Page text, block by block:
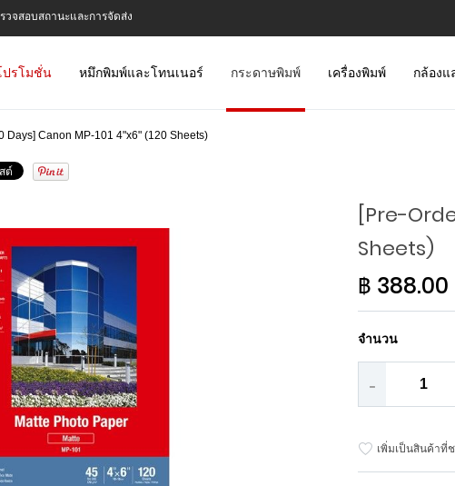
วจสอบสถานะและการจัดส่ง
ปรโมชั่น หมึกพิมพ์และโทนเนอร์ กระดาษพิมพ์ เครื่องพิมพ์ กล้องแ
Days] Canon MP-101 4"x6" (120 Sheets)
[Pre-
Sheets)
฿ 388.00
จำนวน
-
เพิ่มเป็นสินค้าที่